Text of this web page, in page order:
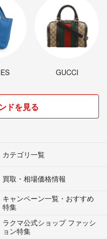
GUCCI
ドを見る
カテゴリ一覧
買取・相場価格情報
キャンペーン一覧・おすすめ
特集
ラクマ公式ショップ ファッシ
ョン特集